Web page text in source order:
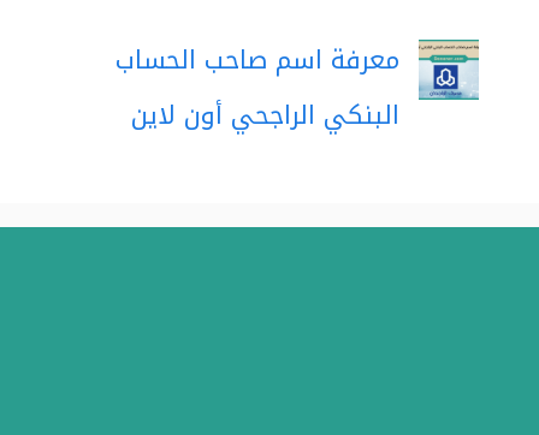
معرفة اسم صاحب الحساب
البنكي الراجحي أون لاين